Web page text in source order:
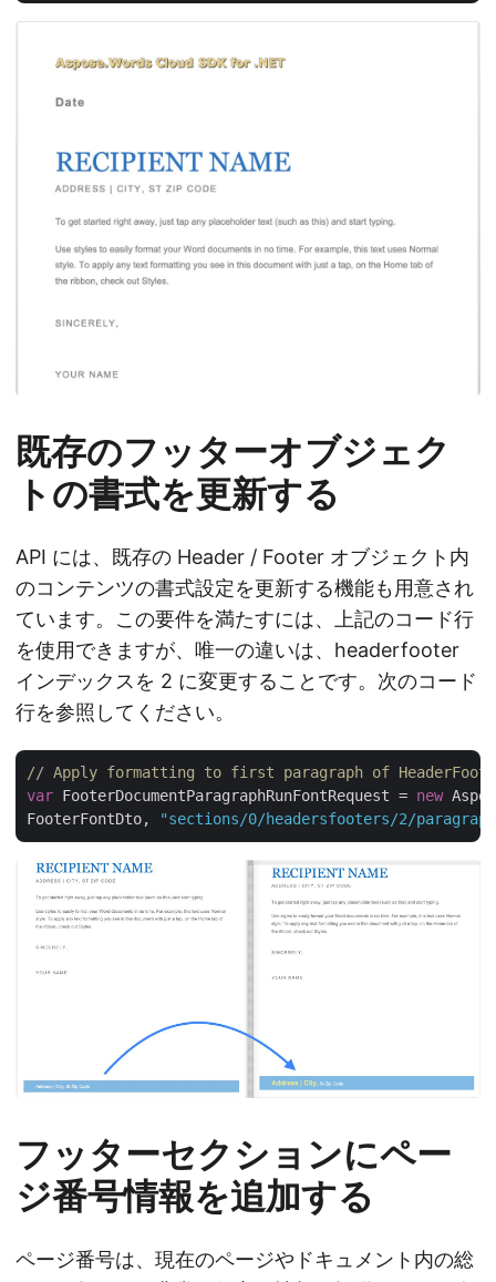
既存のフッターオブジェク
トの書式を更新する
API には、既存の Header / Footer オブジェクト内
のコンテンツの書式設定を更新する機能も用意され
ています。この要件を満たすには、上記のコード行
を使用できますが、唯一の違いは、headerfooter
インデックスを 2 に変更することです。次のコード
行を参照してください。
// Apply formatting to first paragraph of
var FooterDocumentParagraphRunFontRequest = new
FooterFontDto,
"sections/0/headersfooters/2/
フッターセクションにペー
ジ番号情報を追加する
ページ番号は、現在のページやドキュメント内の総